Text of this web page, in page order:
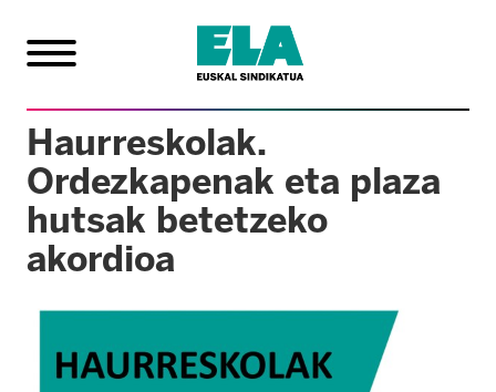
Haurreskolak.
Ordezkapenak eta plaza
hutsak betetzeko
akordioa